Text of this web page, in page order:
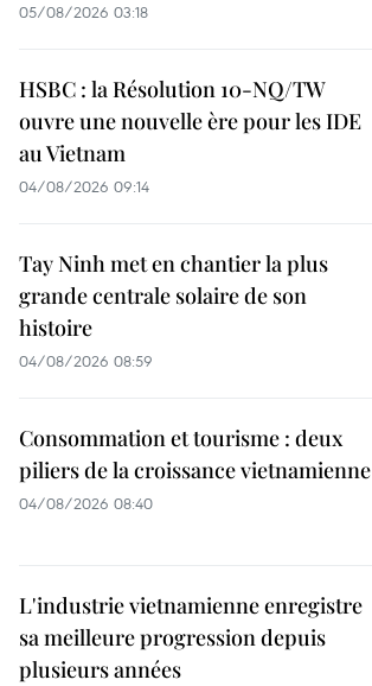
05/08/2026 03:18
HSBC : la Résolution 10-NQ/TW
ouvre une nouvelle ère pour les IDE
au Vietnam
04/08/2026 09:14
Tay Ninh met en chantier la plus
grande centrale solaire de son
histoire
04/08/2026 08:59
Consommation et tourisme : deux
piliers de la croissance vietnamienne
04/08/2026 08:40
L'industrie vietnamienne enregistre
sa meilleure progression depuis
plusieurs années